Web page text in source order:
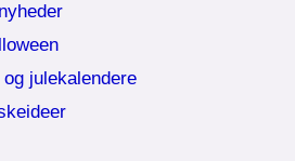
julekalendere